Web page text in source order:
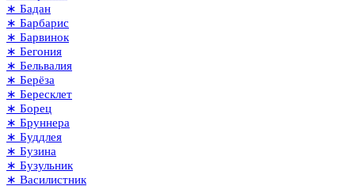
∗ Бадан
∗ Барбарис
∗ Барвинок
∗ Бегония
∗ Бельвалия
∗ Берёза
∗ Бересклет
∗ Борец
∗ Бруннера
∗ Буддлея
∗ Бузина
∗ Бузульник
∗ Василистник